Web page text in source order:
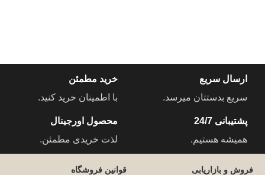
ارسال سریع
سریع بدستتان میرسد.
خرید مطمئن
با اطمینان خرید کنید.
پشتیبانی 24/7
همیشه هستیم.
محصول اورجینال
لذت خریدی مطمئن.
فروش و بازاریابی قوانین فروشگاه